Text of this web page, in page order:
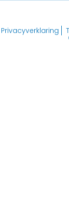
Privacyverklaring